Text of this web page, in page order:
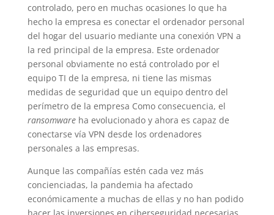
controlado, pero en muchas ocasiones lo que ha
hecho la empresa es conectar el ordenador personal
del hogar del usuario mediante una conexión VPN a
la red principal de la empresa. Este ordenador
personal obviamente no está controlado por el
equipo TI de la empresa, ni tiene las mismas
medidas de seguridad que un equipo dentro del
perímetro de la empresa Como consecuencia, el
ransomwareha evolucionado y ahora es capaz de
conectarse vía VPN desde los ordenadores
personales a las empresas.
Aunque las compañías estén cada vez más
concienciadas, la pandemia ha afectado
económicamente a muchas de ellas y no han podido
hacer las inversiones en ciberseguridad necesarias,